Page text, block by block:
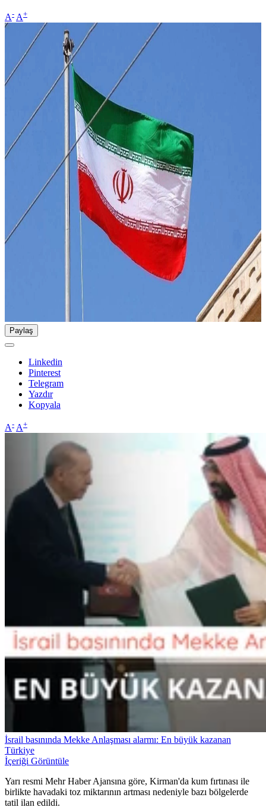
A- A+
Paylaş
Linkedin
Pinterest
Telegram
Yazdır
Kopyala
A- A+
İsrail basınında Mekke Anlaşması alarmı: En büyük kazanan
Türkiye
İçeriği Görüntüle
Yarı resmi Mehr Haber Ajansına göre, Kirman'da kum fırtınası ile
birlikte havadaki toz miktarının artması nedeniyle bazı bölgelerde
tatil ilan edildi.